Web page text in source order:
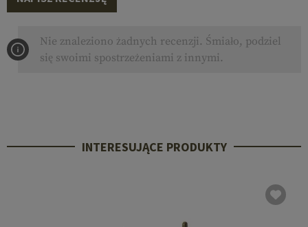
Nie znaleziono żadnych recenzji. Śmiało, podziel
się swoimi spostrzeżeniami z innymi.
INTERESUJĄCE PRODUKTY